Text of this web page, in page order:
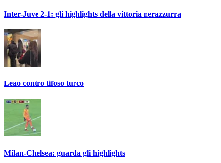
Inter-Juve 2-1: gli highlights della vittoria nerazzurra
Leao contro tifoso turco
Milan-Chelsea: guarda gli highlights